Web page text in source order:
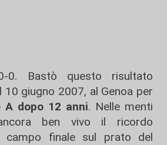
0. Bastò questo risultato
10 giugno 2007, al Genoa per
A dopo 12 anni. Nelle menti
ben vivo il ricordo
campo finale sul prato del